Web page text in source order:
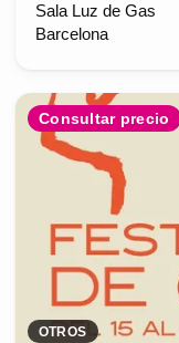
Sala Luz de Gas
Barcelona
Consultar precio
OTROS